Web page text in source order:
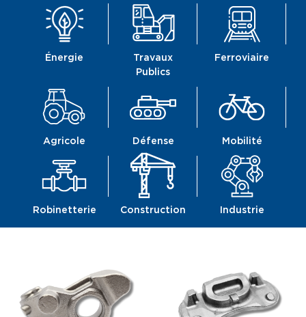
Énergie
Travaux
Publics
Ferroviaire
Agricole Défense Mobilité
Robinetterie Construction Industrie